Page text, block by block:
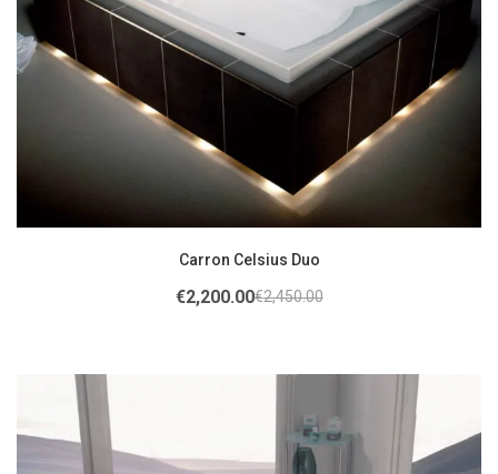
Carron Celsius Duo
€2,450.00
€2,200.00